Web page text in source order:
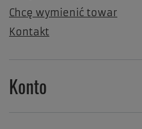
Chcę wymienić towar
Kontakt
Konto